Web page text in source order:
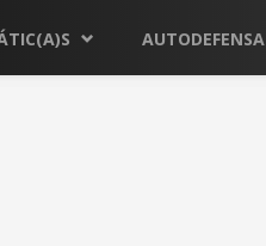
AUTODEFENSA